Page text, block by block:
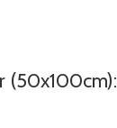
(50x100cm):